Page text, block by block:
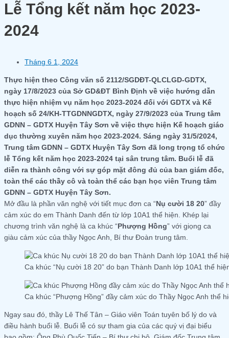
Lễ Tổng kết năm học 2023-
2024
Tháng 6 1, 2024
Thực hiện theo Công văn số 2112/SGDĐT-QLCLGD-GDTX,
ngày 17/8/2023 của Sở GD&ĐT Bình Định về việc hướng dẫn
thực hiện nhiệm vụ năm học 2023-2024 đối với GDTX và Kế
hoạch số 24/KH-TTGDNNGDTX, ngày 27/9/2023 của Trung tâm
GDNN – GDTX Huyện Tây Sơn về việc thực hiện Kế hoạch giáo
dục thường xuyên năm học 2023-2024. Sáng ngày 31/5/2024,
Trung tâm GDNN – GDTX Huyện Tây Sơn đã long trọng tổ chức
lễ Tổng kết năm học 2023-2024 tại sân trung tâm. Buổi lễ đã
diễn ra thành công với sự góp mặt đông đủ của ban giám đốc,
toàn thể các thầy cô và toàn thể các bạn học viên Trung tâm
GDNN – GDTX Huyện Tây Sơn.
Mở đầu là phần văn nghệ với tiết mục đơn ca “ Nụ cười 18 20” đầy
cảm xúc do em Thành Danh đến từ lớp 10A1 thể hiện. Khép lại
chương trình văn nghệ là ca khúc “ Phượng Hồng” với giọng ca
giàu cảm xúc của thầy Ngọc Anh, Bí thư Đoàn trung tâm.
Ca khúc “Nụ cười 18 20” do bạn Thành Danh lớp 10A1 thể
Ca khúc “Phượng Hồng” đầy cảm xúc do Thầy Ngọc Anh thể
Ngay sau đó, thầy Lê Thế Tân – Giáo viên Toán tuyên bố lý do và
điều hành buổi lễ. Buổi lễ có sự tham gia của các quý vị đại biểu